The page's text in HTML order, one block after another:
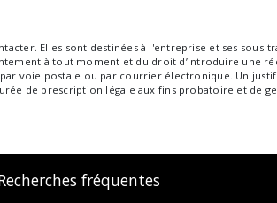
Elles sont destinées à l'entreprise et ses sous-
à tout moment et du droit d’introduire une
voie postale ou par courrier électronique. Un
de prescription légale aux fins probatoire et de
fréquentes